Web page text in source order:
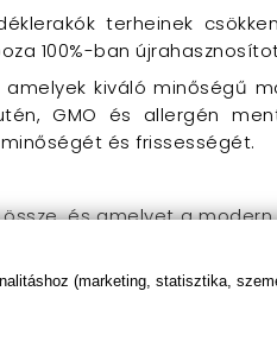
terheinek
100%-ban
kiváló minőségű
GMO és allergén
és frissességét.
és amelyet a
és a nyugati
(marketing, statisztika,